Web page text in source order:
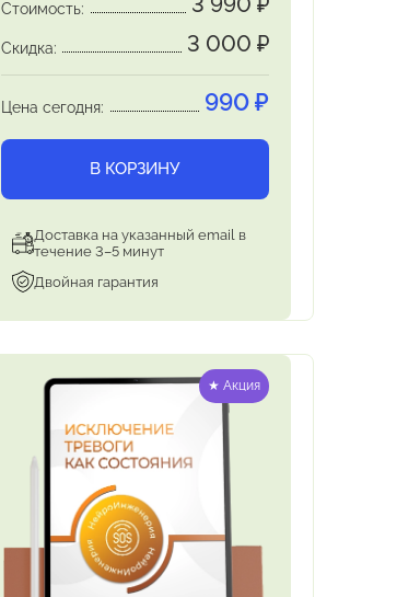
Стоимость:
Скидка: 3 000 ₽
Цена сегодня: 990₽
В КОРЗИНУ
Доставка на указанный email в
течение 3–5 минут
Двойная гарантия
★ Акция